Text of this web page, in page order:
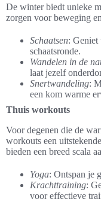
De winter biedt unieke
zorgen voor beweging
Schaatsen: Geniet
schaatsronde.
Wandelen in de
laat jezelf
Snertwandeling:
een kom warme
Thuis workouts
Voor degenen die de
workouts een
bieden een breed scala
Yoga: Ontspan je
Krachttraining:
voor effectieve